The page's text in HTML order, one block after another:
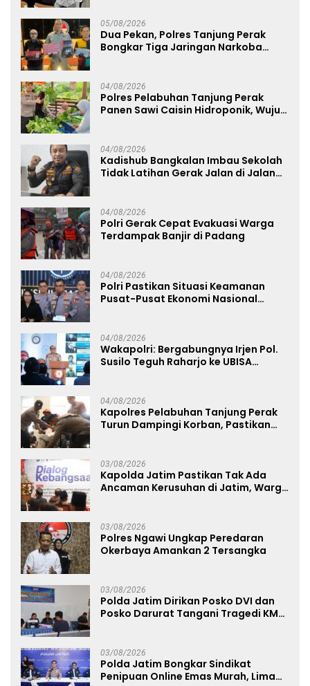
05/08/2026
Dua Pekan, Polres Tanjung Perak
Bongkar Tiga Jaringan Narkoba
04/08/2026
Polres Pelabuhan Tanjung Perak
Panen Sawi Caisin Hidroponik, Wujud
04/08/2026
Kadishub Bangkalan Imbau Sekolah
Tidak Latihan Gerak Jalan di Jalan
04/08/2026
Polri Gerak Cepat Evakuasi Warga
Terdampak Banjir di Padang
04/08/2026
Polri Pastikan Situasi Keamanan
Pusat-Pusat Ekonomi Nasional
04/08/2026
Wakapolri: Bergabungnya Irjen Pol.
Susilo Teguh Raharjo ke UBISA
04/08/2026
Kapolres Pelabuhan Tanjung Perak
Turun Dampingi Korban, Pastikan
03/08/2026
Kapolda Jatim Pastikan Tak Ada
Ancaman Kerusuhan di Jatim, Warga
03/08/2026
Polres Ngawi Ungkap Peredaran
Okerbaya Amankan 2 Tersangka
03/08/2026
Polda Jatim Dirikan Posko DVI dan
Posko Darurat Tangani Tragedi KMP
03/08/2026
Polda Jatim Bongkar Sindikat
Penipuan Online Emas Murah, Lima